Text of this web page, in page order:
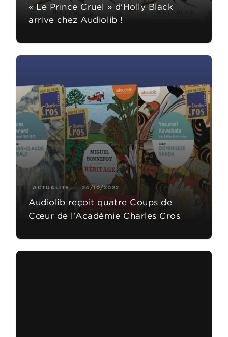
« Le Prince Cruel » d'Holly Black
arrive chez Audiolib !
ACTUALITÉ 24/10/2022
Audiolib reçoit quatre Coups de
Cœur de l'Académie Charles Cros